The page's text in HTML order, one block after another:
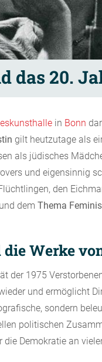
das 20.
in Bonn
gilt heutzutage als
als jüdisches
und eigensinnig
den
dem Thema
Werke
der 1975
und ermöglicht
sondern
politischen
Demokratie an